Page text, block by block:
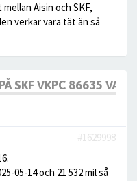
Aisin och SKF,
verkar vara tät än så
SKF VKPC 86635
#1629998
05-14 och 21 532 mil så